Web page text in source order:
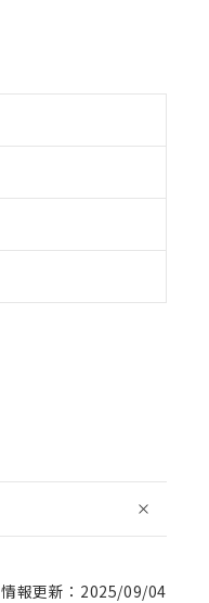
情報更新：2025/09/04